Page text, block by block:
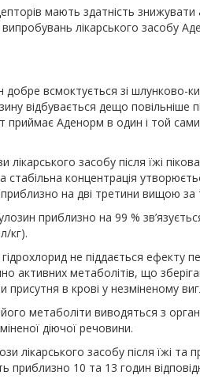
мають здатність
лікарського засобу
добре всмоктується зі шлунково-
відбувається дещо повільніше
приймає Аденорм в один і той
лікарського засобу після їжі
концентрація
на дві третини вищою за
приблизно на 99 %
кг).
не піддається ефекту
активних метаболітів, що
присутня в крові у незміненому
метаболіти виводяться з
діючої речовини.
лікарського засобу після їжі та
приблизно 10 та 13 годин